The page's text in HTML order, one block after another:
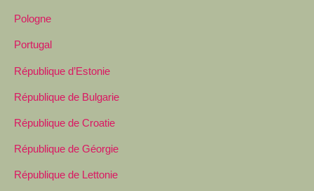
Pologne
Portugal
République d’Estonie
République de Bulgarie
République de Croatie
République de Géorgie
République de Lettonie